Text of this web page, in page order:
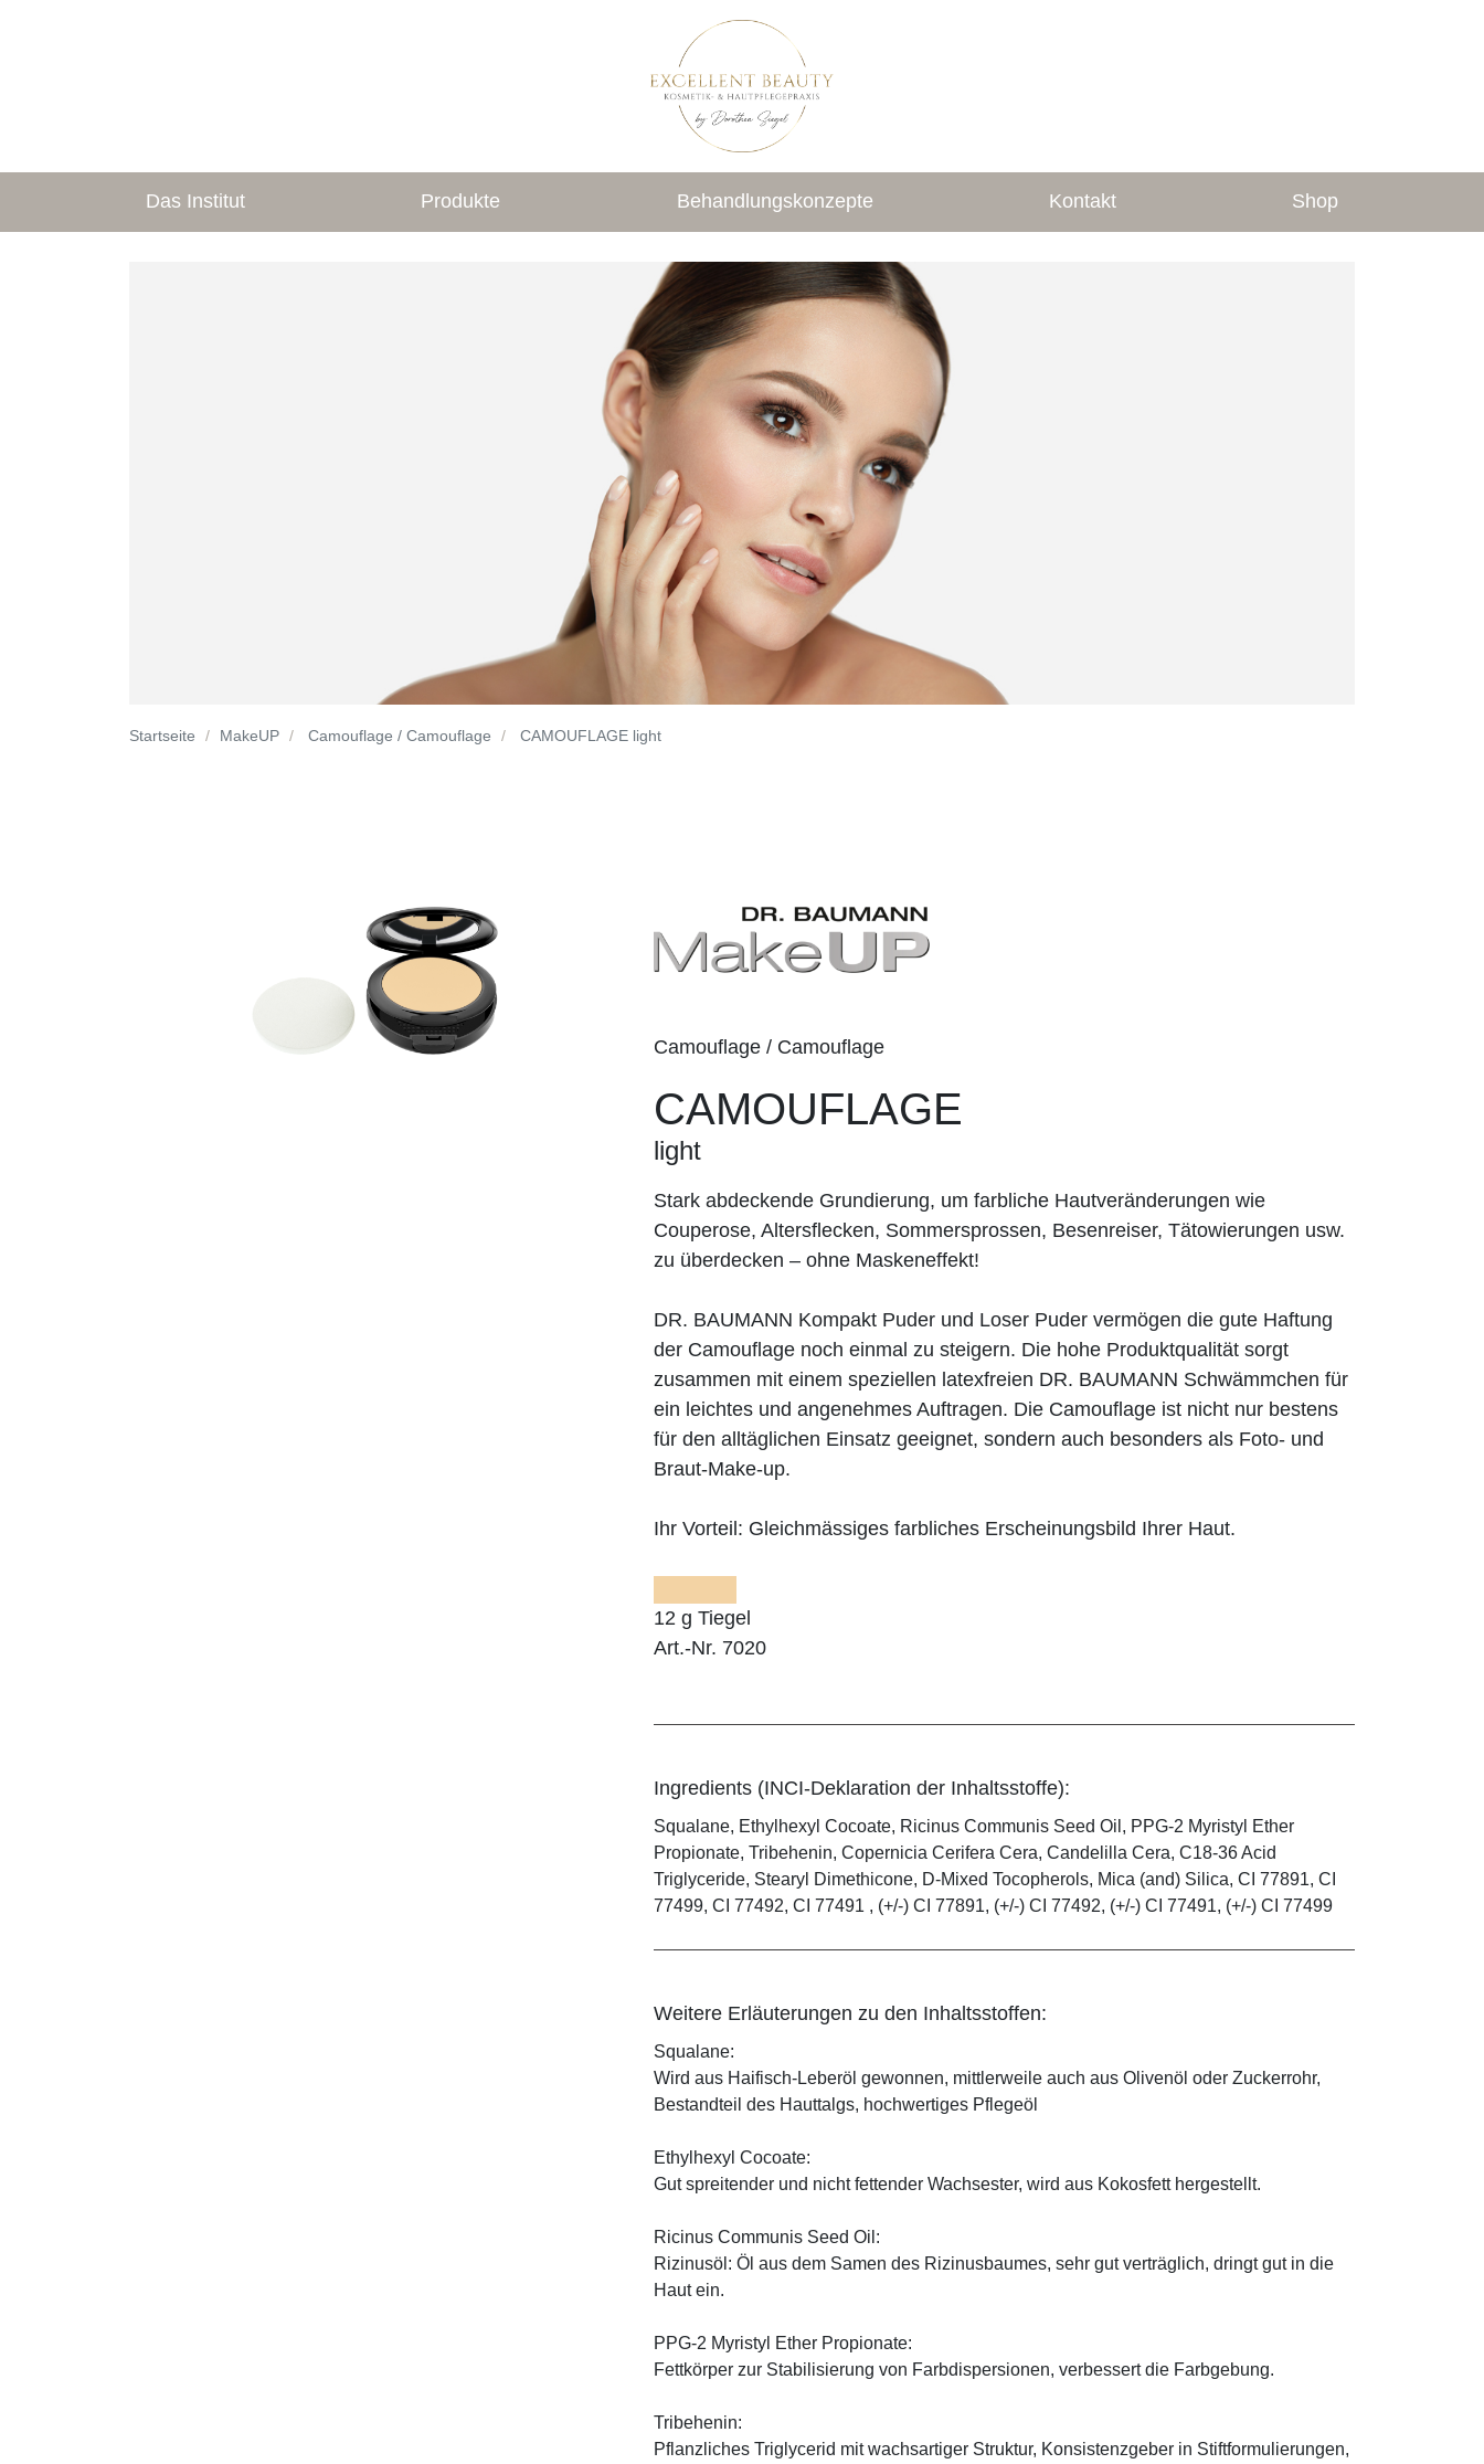
Das Institut Produkte Behandlungskonzepte Kontakt Shop
Startseite MakeUP Camouflage / Camouflage CAMOUFLAGE light
Camouflage / Camouflage
CAMOUFLAGE
light
Stark abdeckende Grundierung, um farbliche Hautveränderungen wie
Couperose, Altersflecken, Sommersprossen, Besenreiser, Tätowierungen usw.
zu überdecken – ohne Maskeneffekt!
DR. BAUMANN Kompakt Puder und Loser Puder vermögen die gute Haftung
der Camouflage noch einmal zu steigern. Die hohe Produktqualität sorgt
zusammen mit einem speziellen latexfreien DR. BAUMANN Schwämmchen für
ein leichtes und angenehmes Auftragen. Die Camouflage ist nicht nur bestens
für den alltäglichen Einsatz geeignet, sondern auch besonders als Foto- und
Braut-Make-up.
Ihr Vorteil: Gleichmässiges farbliches Erscheinungsbild Ihrer Haut.
12 g Tiegel
Art.-Nr. 7020
Ingredients (INCI-Deklaration der Inhaltsstoffe):
Squalane, Ethylhexyl Cocoate, Ricinus Communis Seed Oil, PPG-2 Myristyl Ether
Propionate, Tribehenin, Copernicia Cerifera Cera, Candelilla Cera, C18-36 Acid
Triglyceride, Stearyl Dimethicone, D-Mixed Tocopherols, Mica (and) Silica, CI 77891, CI
77499, CI 77492, CI 77491 , (+/-) CI 77891, (+/-) CI 77492, (+/-) CI 77491, (+/-) CI 77499
Weitere Erläuterungen zu den Inhaltsstoffen:
Squalane:
Wird aus Haifisch-Leberöl gewonnen, mittlerweile auch aus Olivenöl oder Zuckerrohr,
Bestandteil des Hauttalgs, hochwertiges Pflegeöl
Ethylhexyl Cocoate:
Gut spreitender und nicht fettender Wachsester, wird aus Kokosfett hergestellt.
Ricinus Communis Seed Oil:
Rizinusöl: Öl aus dem Samen des Rizinusbaumes, sehr gut verträglich, dringt gut in die
Haut ein.
PPG-2 Myristyl Ether Propionate:
Fettkörper zur Stabilisierung von Farbdispersionen, verbessert die Farbgebung.
Tribehenin:
Pflanzliches Triglycerid mit wachsartiger Struktur, Konsistenzgeber in Stiftformulierungen,